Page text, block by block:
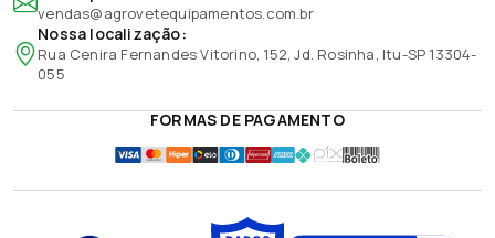
vendas@agrovetequipamentos.com.br
Nossa localização:
Rua Cenira Fernandes Vitorino, 152, Jd. Rosinha, Itu-SP 13304-
055
FORMAS DE PAGAMENTO